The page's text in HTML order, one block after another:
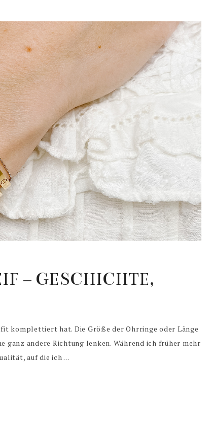
– GESCHICHTE,
komplettiert hat. Die Größe der Ohrringe oder Länge
andere Richtung lenken. Während ich früher mehr
auf die ich ...